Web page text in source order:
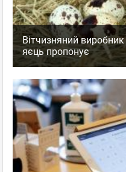
Вітчизняний
яєць пропонує